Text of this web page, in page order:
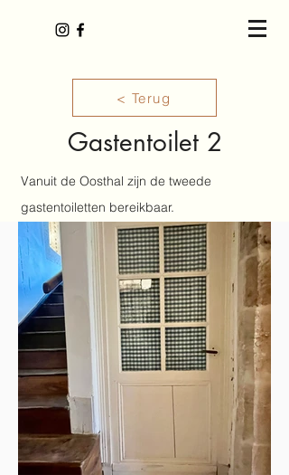
< Terug
Gastentoilet 2
Vanuit de Oosthal zijn de tweede
gastentoiletten bereikbaar.